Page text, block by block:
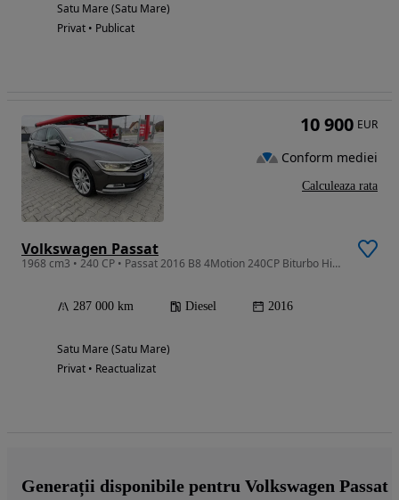
Satu Mare (Satu Mare)
Privat • Publicat
Volkswagen Passat
1968 cm3 • 240 CP • Passat 2016 B8 4Motion 240CP Biturbo Highline Cutie automata DSG 7+1 t
287 000 km Diesel 2016
Satu Mare (Satu Mare)
Privat • Reactualizat
10 900 EUR
Conform mediei
Calculeaza rata
Generații disponibile pentru Volkswagen Passat